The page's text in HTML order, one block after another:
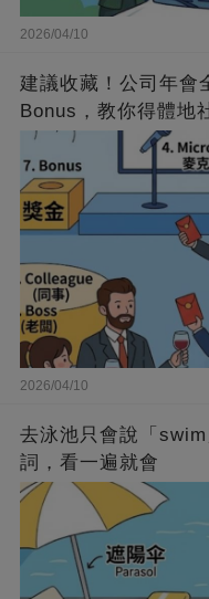
2026/04/10
建議收藏！公司年會
Bonus，教你得體地
2026/04/10
去泳池只會說「
詞，看一遍就會